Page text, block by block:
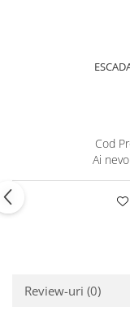
Cod
Ai
Review-uri (0)